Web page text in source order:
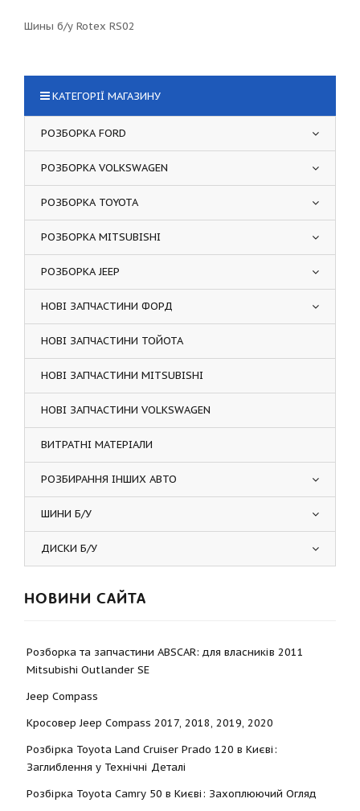
Шины б/у Rotex RS02
КАТЕГОРІЇ МАГАЗИНУ
РОЗБОРКА FORD
РОЗБОРКА VOLKSWAGEN
РОЗБОРКА TOYOTA
РОЗБОРКА MITSUBISHI
РОЗБОРКА JEEP
НОВІ ЗАПЧАСТИНИ ФОРД
НОВІ ЗАПЧАСТИНИ ТОЙОТА
НОВІ ЗАПЧАСТИНИ MITSUBISHI
НОВІ ЗАПЧАСТИНИ VOLKSWAGEN
ВИТРАТНІ МАТЕРІАЛИ
РОЗБИРАННЯ ІНШИХ АВТО
ШИНИ Б/У
ДИСКИ Б/У
НОВИНИ САЙТА
Розборка та запчастини ABSCAR: для власників 2011
Mitsubishi Outlander SE
Jeep Compass
Кросовер Jeep Compass 2017, 2018, 2019, 2020
Розбірка Toyota Land Cruiser Prado 120 в Києві:
Заглиблення у Технічні Деталі
Розбірка Toyota Camry 50 в Києві: Захоплюючий Огляд